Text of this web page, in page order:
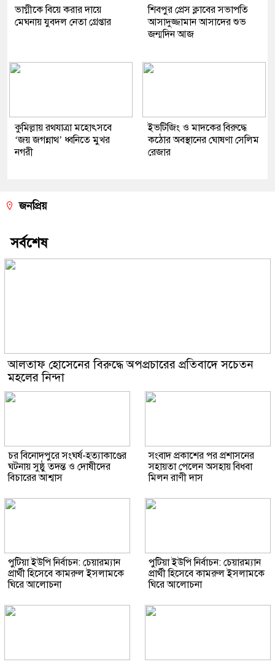
ভাগ্নীকে বিয়ে করার দায়ে
মেঘনায় যুবদল নেতা গ্রেপ্তার
শিবপুর প্রেস ক্লাবের সভাপতি
আসাদুজ্জামান আসাদের শুভ
জন্মদিন আজ
কুমিল্লায় রথযাত্রা মহোৎসবে
‘জয় জগন্নাথ’ ধ্বনিতে মুখর
নগরী
ইভটিজিং ও মাদকের বিরুদ্ধে
কঠোর অবস্থানের ঘোষণা সেলিম
রেজার
জনপ্রিয়
সর্বশেষ
আলতাফ হোসেনের বিরুদ্ধে অপপ্রচারের প্রতিবাদে সচেতন
মহলের নিন্দা
চর বিনোদপুরে সংঘর্ষ-হত্যাকাণ্ডের
ঘটনায় সুষ্ঠু তদন্ত ও দোষীদের
বিচারের আশ্বাস
সংবাদ প্রকাশের পর প্রশাসনের
সহায়তা পেলেন অসহায় বিধবা
মিলন রাণী দাস
পুটিয়া ইউপি নির্বাচন: চেয়ারম্যান
প্রার্থী হিসেবে কামরুল ইসলামকে
ঘিরে আলোচনা
পুটিয়া ইউপি নির্বাচন: চেয়ারম্যান
প্রার্থী হিসেবে কামরুল ইসলামকে
ঘিরে আলোচনা